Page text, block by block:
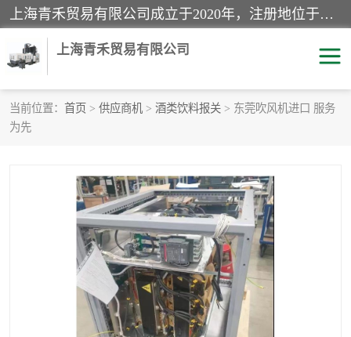
上海青禾贸易有限公司成立于2020年，注册地位于上海市宝山区。经营范围包括：机械设备、五金制品、劳防用品、电子产品、塑胶制品、家具、模具、纺织品、仪器仪表、建筑材料、装饰材料、化工产品、金属制品、机车配件等货物进出口报关、清关服务。
上海青禾贸易有限公司
当前位置： 首页 > 供应商机 > 酒类饮料报关 > 东莞吹风机进口 服务
为先
酒类饮料报关
进口退运报关 服装进口清关
进口杂货清关
家用电器报关 机床进口清关
国际灯具清关